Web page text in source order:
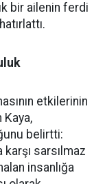
bir ailenin ferdi
etkilerinin
belirtti:
sarsılmaz
insanlığa